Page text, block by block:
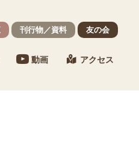
刊行物／資料 友の会
動画 アクセス